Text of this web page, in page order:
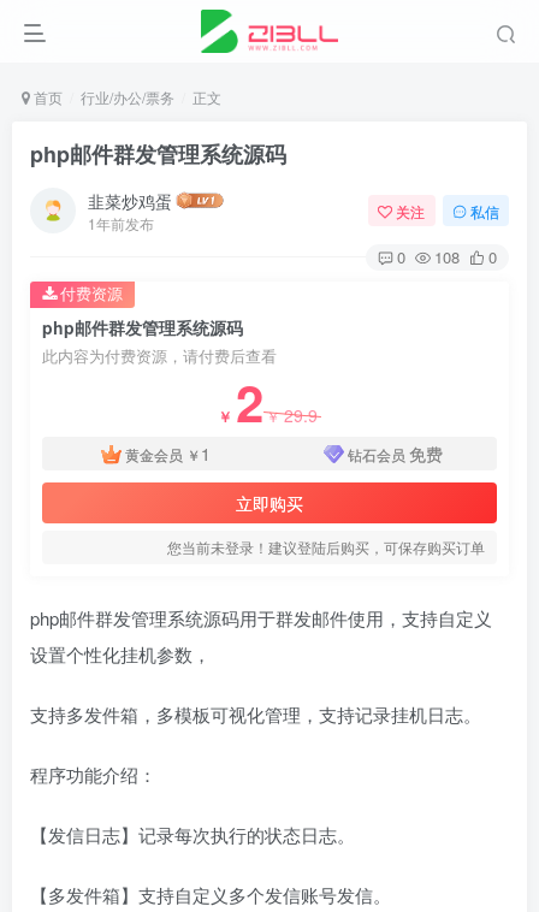
首页 行业/办公/票务 正文
php邮件群发管理系统源码
韭菜炒鸡蛋
1年前发布
关注 私信
0 108 0
php邮件群发管理系统源码
此内容为付费资源，请付费后查看
￥ 2￥29.9
黄金会员 ￥ 1 钻石会员 免费
立即购买
您当前未登录！建议登陆后购买，可保存购买订单
付费资源
php邮件群发管理系统源码用于群发邮件使用，支持自定义
设置个性化挂机参数，
支持多发件箱，多模板可视化管理，支持记录挂机日志。
程序功能介绍：
【发信日志】记录每次执行的状态日志。
【多发件箱】支持自定义多个发信账号发信。